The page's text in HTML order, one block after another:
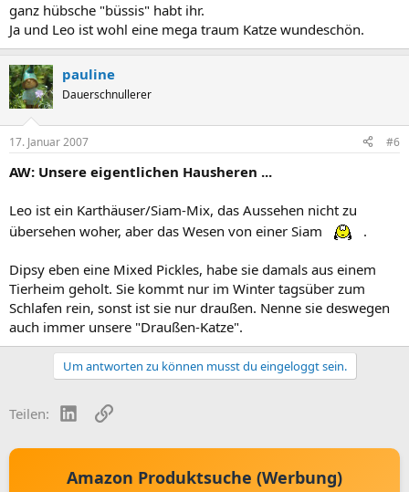
ganz hübsche "büssis" habt ihr.
Ja und Leo ist wohl eine mega traum Katze wundeschön.
pauline
Dauerschnullerer
17. Januar 2007 #6
AW: Unsere eigentlichen Hausheren ...
Leo ist ein Karthäuser/Siam-Mix, das Aussehen nicht zu
übersehen woher, aber das Wesen von einer Siam
.
Dipsy eben eine Mixed Pickles, habe sie damals aus einem
Tierheim geholt. Sie kommt nur im Winter tagsüber zum
Schlafen rein, sonst ist sie nur draußen. Nenne sie deswegen
auch immer unsere "Draußen-Katze".
Um antworten zu können musst du eingeloggt sein.
Teilen: LinkedInLink
Amazon Produktsuche (Werbung)